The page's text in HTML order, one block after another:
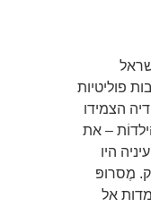
פוליטיות
הצמידו
– את
היו
מֶסרופּ
חומדות אל